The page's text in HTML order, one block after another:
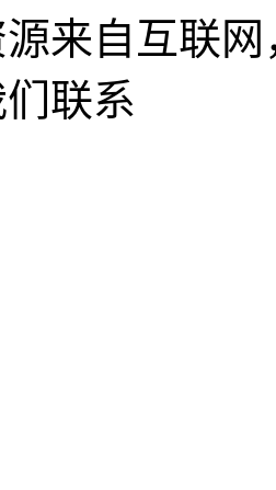
来自互联
联系